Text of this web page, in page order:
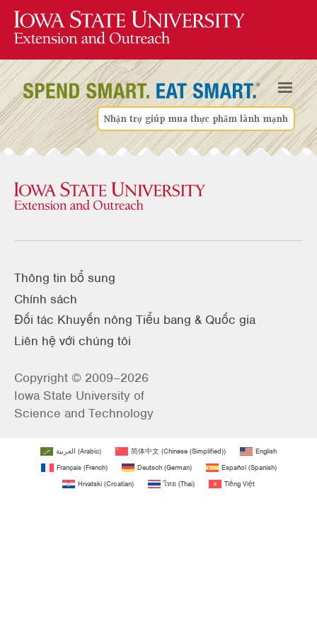
Nhận trợ giúp mua thực phẩm lành mạnh
Thông tin bổ sung
Chính sách
Đối tác Khuyến nông Tiểu bang & Quốc gia
Liên hệ với chúng tôi
Copyright © 2009–2026
Iowa State University of
Science and Technology
العربية (Arabic) 简体中文 (Chinese (Simplified))
English
Français(French) Deutsch(German) Español(Spanish)
Hrvatski (Croatian) ไทย (Thai) Tiếng Việt